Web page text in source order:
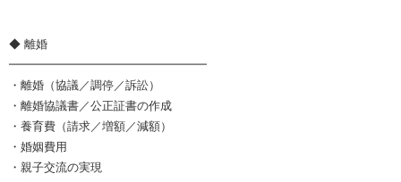
◆ 離婚
━━━━━━━━━━━━━━━━━
・離婚（協議／調停／訴訟）
・離婚協議書／公正証書の作成
・養育費（請求／増額／減額）
・婚姻費用
・親子交流の実現